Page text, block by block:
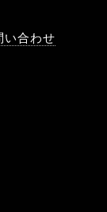
い合わせ